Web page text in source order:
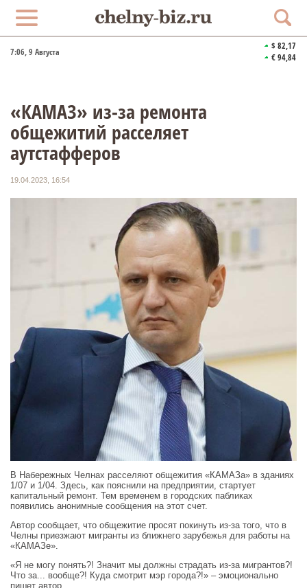
7:06, 9 Августа
$ 82,17
€ 94,84
«КАМАЗ» из-за ремонта
общежитий расселяет
аутстафферов
19.04.2023, 16:54
В Набережных Челнах расселяют общежития «КАМАЗа» в зданиях
1/07 и 1/04. Здесь, как пояснили на предприятии, стартует
капитальный ремонт. Тем временем в городских пабликах
появились анонимные сообщения на этот счет.
Автор сообщает, что общежитие просят покинуть из-за того, что в
Челны приезжают мигранты из ближнего зарубежья для работы на
«КАМАЗе».
«Я не могу понять?! Значит мы должны страдать из-за мигрантов?!
Что за... вообще?! Куда смотрит мэр города?!» – эмоционально
пишет автор.